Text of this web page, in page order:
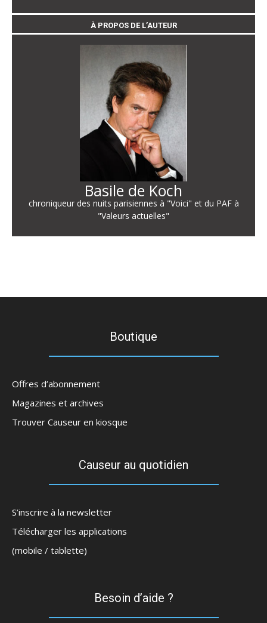
À PROPOS DE L’AUTEUR
Basile de Koch
chroniqueur des nuits parisiennes à "Voici" et du PAF à
"Valeurs actuelles"
Boutique
Offres d’abonnement
Magazines et archives
Trouver Causeur en kiosque
Causeur au quotidien
S’inscrire à la newsletter
Télécharger les applications
(mobile / tablette)
Besoin d’aide ?